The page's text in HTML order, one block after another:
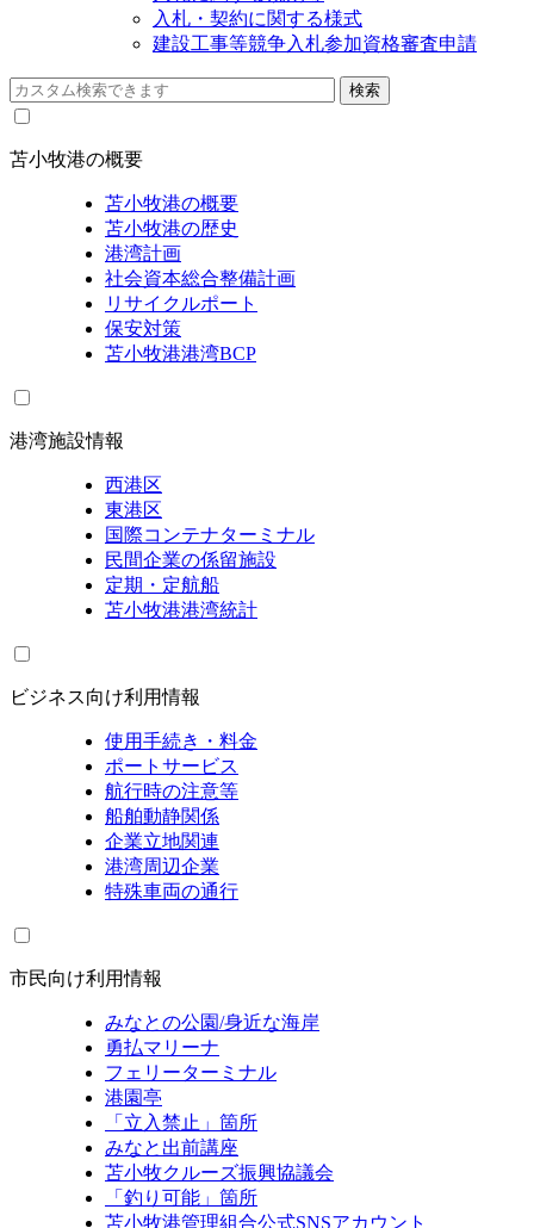
入札・契約に関する様式
建設工事等競争入札参加資格審査申請
苫小牧港の概要
苫小牧港の概要
苫小牧港の歴史
港湾計画
社会資本総合整備計画
リサイクルポート
保安対策
苫小牧港港湾BCP
港湾施設情報
西港区
東港区
国際コンテナターミナル
民間企業の係留施設
定期・定航船
苫小牧港港湾統計
ビジネス向け利用情報
使用手続き・料金
ポートサービス
航行時の注意等
船舶動静関係
企業立地関連
港湾周辺企業
特殊車両の通行
市民向け利用情報
みなとの公園/身近な海岸
勇払マリーナ
フェリーターミナル
港園亭
「立入禁止」箇所
みなと出前講座
苫小牧クルーズ振興協議会
「釣り可能」箇所
苫小牧港管理組合公式SNSアカウント